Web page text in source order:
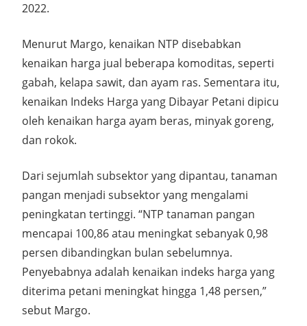
2022.
Menurut Margo, kenaikan NTP disebabkan
kenaikan harga jual beberapa komoditas, seperti
gabah, kelapa sawit, dan ayam ras. Sementara itu,
kenaikan Indeks Harga yang Dibayar Petani dipicu
oleh kenaikan harga ayam beras, minyak goreng,
dan rokok.
Dari sejumlah subsektor yang dipantau, tanaman
pangan menjadi subsektor yang mengalami
peningkatan tertinggi. “NTP tanaman pangan
mencapai 100,86 atau meningkat sebanyak 0,98
persen dibandingkan bulan sebelumnya.
Penyebabnya adalah kenaikan indeks harga yang
diterima petani meningkat hingga 1,48 persen,”
sebut Margo.